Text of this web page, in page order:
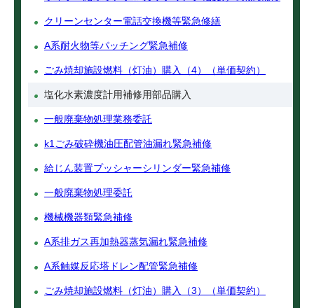
クリーンセンター電話交換機等緊急修繕
A系耐火物等パッチング緊急補修
ごみ焼却施設燃料（灯油）購入（4）（単価契約）
塩化水素濃度計用補修用部品購入
一般廃棄物処理業務委託
k1ごみ破砕機油圧配管油漏れ緊急補修
給じん装置プッシャーシリンダー緊急補修
一般廃棄物処理委託
機械機器類緊急補修
A系排ガス再加熱器蒸気漏れ緊急補修
A系触媒反応塔ドレン配管緊急補修
ごみ焼却施設燃料（灯油）購入（3）（単価契約）